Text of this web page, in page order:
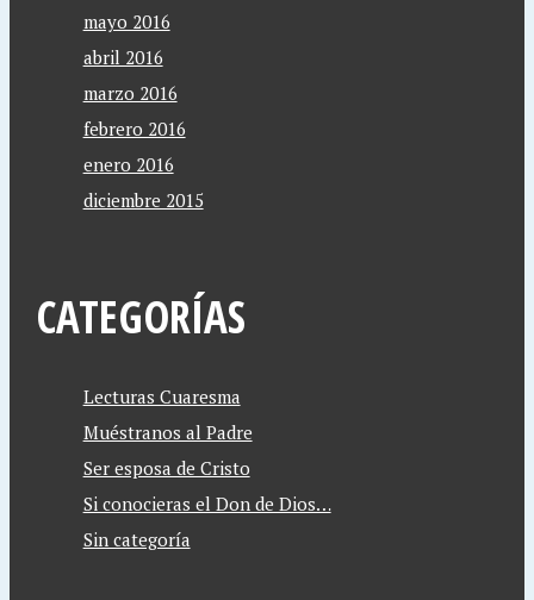
mayo 2016
abril 2016
marzo 2016
febrero 2016
enero 2016
diciembre 2015
CATEGORÍAS
Lecturas Cuaresma
Muéstranos al Padre
Ser esposa de Cristo
Si conocieras el Don de Dios…
Sin categoría